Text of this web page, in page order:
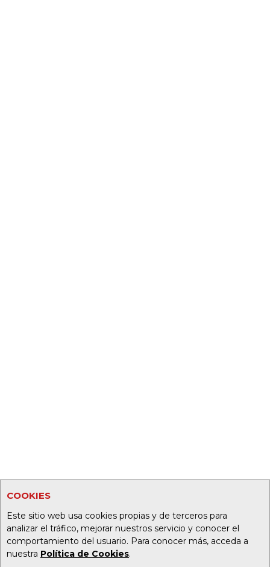
COOKIES
Este sitio web usa cookies propias y de terceros para
analizar el tráfico, mejorar nuestros servicio y conocer el
comportamiento del usuario. Para conocer más, acceda a
nuestra Política de Cookies.